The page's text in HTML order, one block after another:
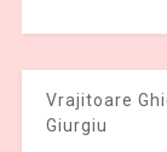
Vrajitoare
Giurgiu